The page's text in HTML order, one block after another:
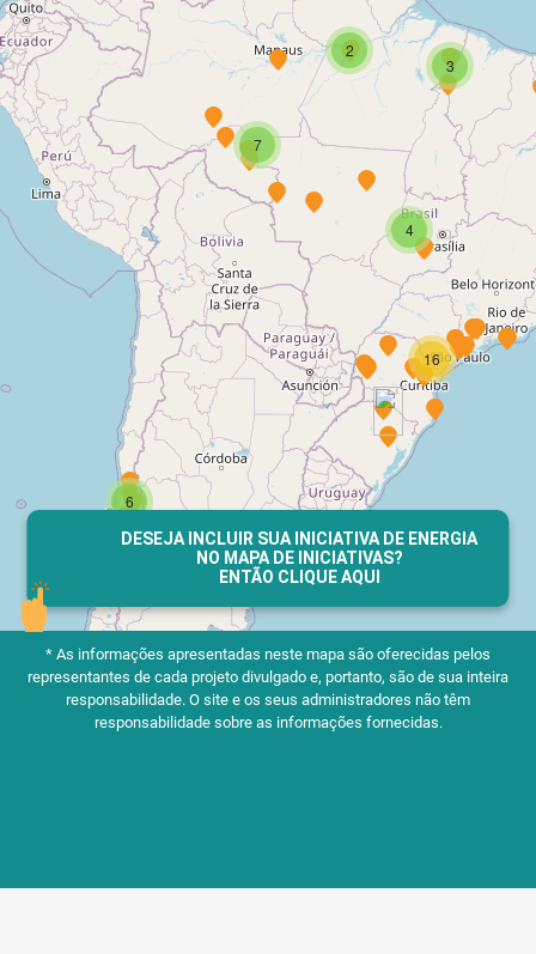
DESEJA INCLUIR SUA INICIATIVA DE ENERGIA
NO MAPA DE INICIATIVAS?
ENTÃO CLIQUE AQUI
* As informações apresentadas neste mapa são oferecidas pelos
representantes de cada projeto divulgado e, portanto, são de sua inteira
responsabilidade. O site e os seus administradores não têm
responsabilidade sobre as informações fornecidas.